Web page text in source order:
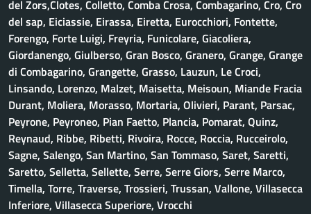
del Zors,Clotes, Colletto, Comba Crosa, Combagarino, Cro, Cro
del sap, Eiciassie, Eirassa, Eiretta, Eurocchiori, Fontette,
Forengo, Forte Luigi, Freyria, Funicolare, Giacoliera,
Giordanengo, Giulberso, Gran Bosco, Granero, Grange, Grange
di Combagarino, Grangette, Grasso, Lauzun, Le Croci,
Linsando, Lorenzo, Malzet, Maisetta, Meisoun, Miande Fracia
Durant, Moliera, Morasso, Mortaria, Olivieri, Parant, Parsac,
Peyrone, Peyroneo, Pian Faetto, Plancia, Pomarat, Quinz,
Reynaud, Ribbe, Ribetti, Rivoira, Rocce, Roccia, Rucceirolo,
Sagne, Salengo, San Martino, San Tommaso, Saret, Saretti,
Saretto, Selletta, Sellette, Serre, Serre Giors, Serre Marco,
Timella, Torre, Traverse, Trossieri, Trussan, Vallone, Villasecca
Inferiore, Villasecca Superiore, Vrocchi